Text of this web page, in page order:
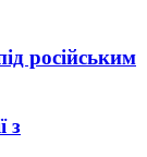
російським
з